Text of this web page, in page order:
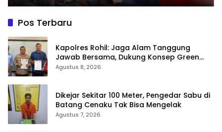
Pos Terbaru
Kapolres Rohil: Jaga Alam Tanggung
Jawab Bersama, Dukung Konsep Green
Policing
Agustus 8, 2026
Dikejar Sekitar 100 Meter, Pengedar Sabu di
Agustus 7, 2026